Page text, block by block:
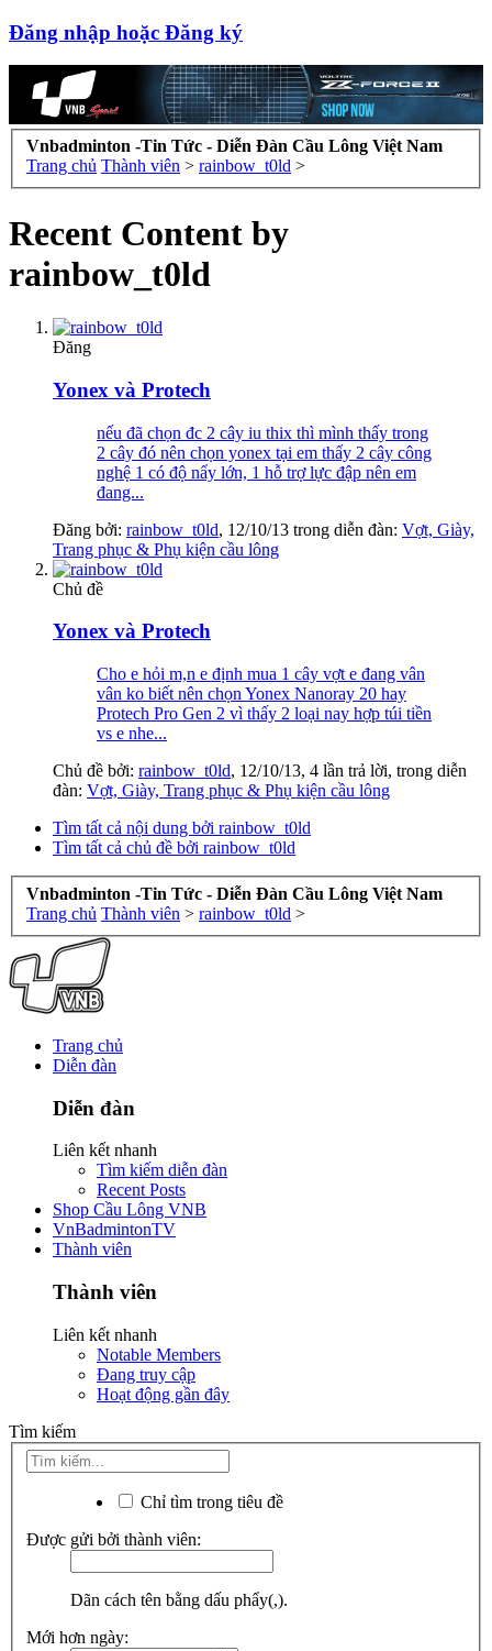
Đăng nhập hoặc Đăng ký
Vnbadminton -Tin Tức - Diễn Đàn Cầu Lông Việt Nam
Trang chủ Thành viên > rainbow_t0ld >
Recent Content by
rainbow_t0ld
Đăng
Yonex và Protech
nếu đã chọn đc 2 cây iu thix thì mình thấy trong
2 cây đó nên chọn yonex tại em thấy 2 cây công
nghệ 1 có độ nẩy lớn, 1 hỗ trợ lực đập nên em
đang...
Đăng bởi: rainbow_t0ld, 12/10/13 trong diễn đàn: Vợt, Giày,
Trang phục & Phụ kiện cầu lông
Chủ đề
Yonex và Protech
Cho e hỏi m,n e định mua 1 cây vợt e đang vân
vân ko biết nên chọn Yonex Nanoray 20 hay
Protech Pro Gen 2 vì thấy 2 loại nay hợp túi tiền
vs e nhe...
Chủ đề bởi: rainbow_t0ld, 12/10/13, 4 lần trả lời, trong diễn
đàn: Vợt, Giày, Trang phục & Phụ kiện cầu lông
Tìm tất cả nội dung bởi rainbow_t0ld
Tìm tất cả chủ đề bởi rainbow_t0ld
Vnbadminton -Tin Tức - Diễn Đàn Cầu Lông Việt Nam
Trang chủ Thành viên > rainbow_t0ld >
Trang chủ
Diễn đàn
Diễn đàn
Liên kết nhanh
Tìm kiếm diễn đàn
Recent Posts
Shop Cầu Lông VNB
VnBadmintonTV
Thành viên
Thành viên
Liên kết nhanh
Notable Members
Đang truy cập
Hoạt động gần đây
Tìm kiếm
Chỉ tìm trong tiêu đề
Được gửi bởi thành viên:
Dãn cách tên bằng dấu phẩy(,).
Mới hơn ngày: